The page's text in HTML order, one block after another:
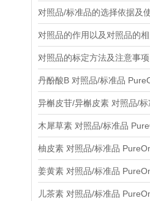
对照品的标定方法及注意事项